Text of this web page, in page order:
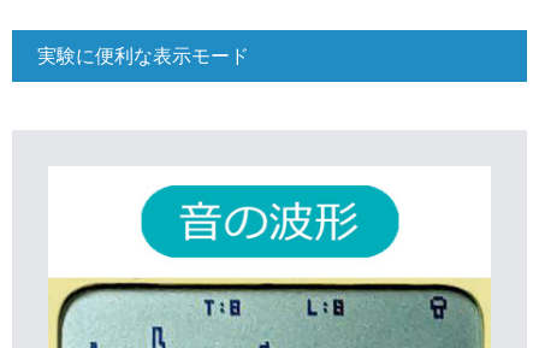
実験に便利な表示モード